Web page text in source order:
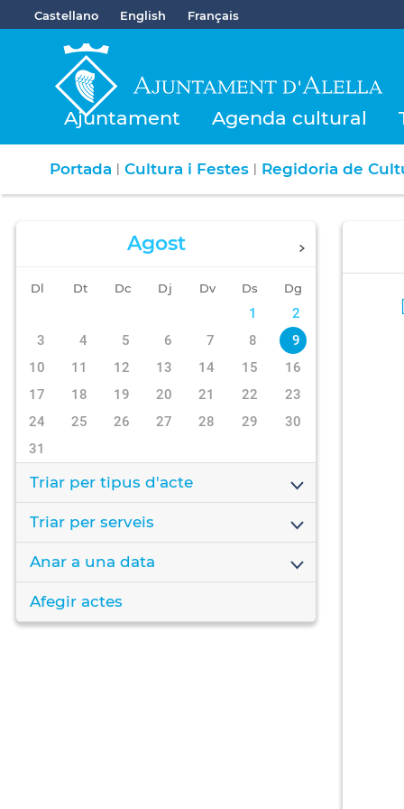
Castellano English Français
Ajuntament Agenda cultural
Portada | Cultura i Festes | Regidoria de
Agost
Dl Dt Dc Dj Dv Ds Dg
1
2
3
4 5 6 7 8
9
10
11 12 13 14 15
16
17
18 19 20 21 22
23
24
25 26 27 28 29
30
31
Triar per tipus d'acte
Triar per serveis
Anar a una data
Afegir actes